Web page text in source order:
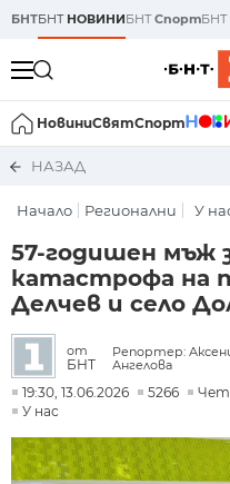
БНТБНТ НОВИНИБНТСпортБНТ
НовиниСвятСпорт
НАЗАД
Начало Регионални У
57-годишен мъж
катастрофа на
Делчев и село
от
БНТ
Репортер:
Ангелова
19:30, 13.06.2026 5266
У нас